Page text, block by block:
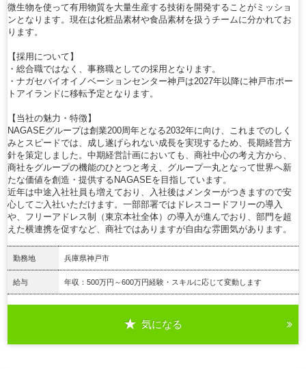
微生物を使って有用物質を大量生産する技術を開発することがミッショ
ンとなります。現在は化粧品素材や食品素材を扱うチームに分かれてお
ります。
【採用について】
・総合職ではなく、事務職としての採用となります。
・ナガセバイオイノベーションセンター神戸は2027年以降に神戸市ポー
トアイランドに移転予定となります。
【当社の魅力・特徴】
NAGASEグループは創業200周年となる2032年に向け、これまでのしく
みとスピードでは、成し遂げられない成長を実現するため、長期経営方
針を策定しました。中期経営計画においても、商社中心の考え方から、
商社をグループの機能のひとつと考え、グループ一丸となって世界へ新
たな価値を創造・提供するNAGASEを目指しています。
近年は中途入社社員も増えており、入社後はメンターがつきますので安
心してご入社いただけます。一部部署ではドレスコードフリーの導入
や、フリーアドレス制（東京本社全体）の導入が進んでおり、部門を超
えた横連携を促すなど、商社ではありますが自由な雰囲気があります。
勤務地 兵庫県神戸市
給与 年収：500万円～600万円経験・スキルに応じて変動します
気になる